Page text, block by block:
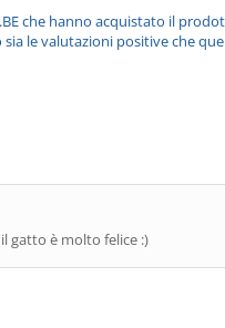
che hanno acquistato il
le valutazioni positive che
gatto è molto felice :)